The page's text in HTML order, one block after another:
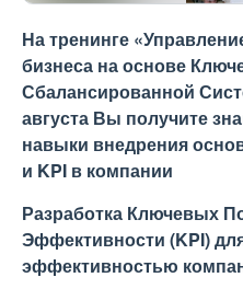
На тренинге
бизнеса на основе
Сбалансированной
августа Вы получите
навыки внедрения
и KPI в компании
Разработка Ключевых
Эффективности (KPI)
эффективностью